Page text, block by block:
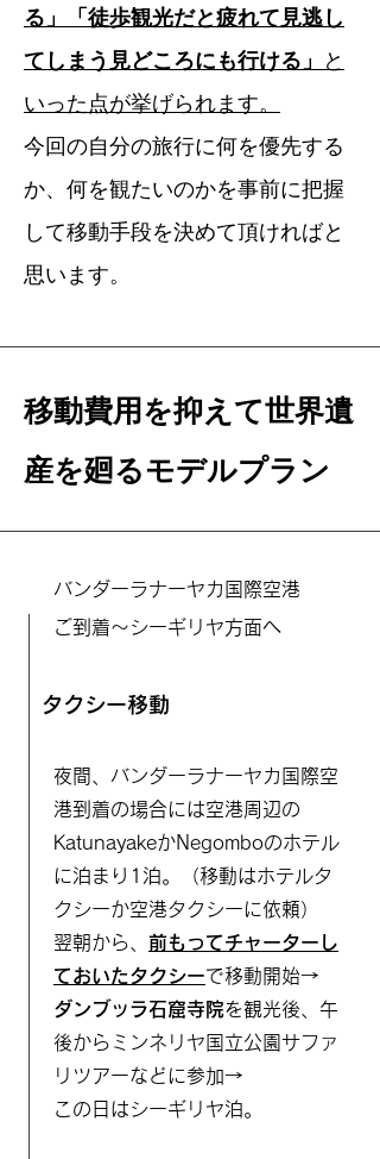
る」「徒歩観光だと疲れて見逃し
てしまう見どころにも行ける」
と
いった点が挙げられます。
​今回の自分の旅行に何を優先する
か、何を観たいのかを事前に把握
して移動手段を決めて頂ければと
思います。​
移動費用を抑えて世界遺
産を廻るモデルプラン
バンダーラナーヤカ国際空港
ご到着～シーギリヤ方面へ
タクシー移動
夜間、バンダーラナーヤカ国際空
港到着の場合には空港周辺の
KatunayakeかNegomboのホテル
に泊まり1泊。（移動はホテルタ
クシーか空港タクシーに依頼）
​翌朝から、 前もってチャーターし
ておいたタクシーで移動開始→
ダンブッラ石窟寺院を観光後、午
後からミンネリヤ国立公園サファ
リツアーなどに参加→
​この日はシーギリヤ泊。